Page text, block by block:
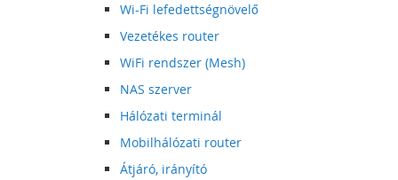
Wi-Fi lefedettségnövelő
Vezetékes router
WiFi rendszer (Mesh)
NAS szerver
Hálózati terminál
Mobilhálózati router
Átjáró, irányító